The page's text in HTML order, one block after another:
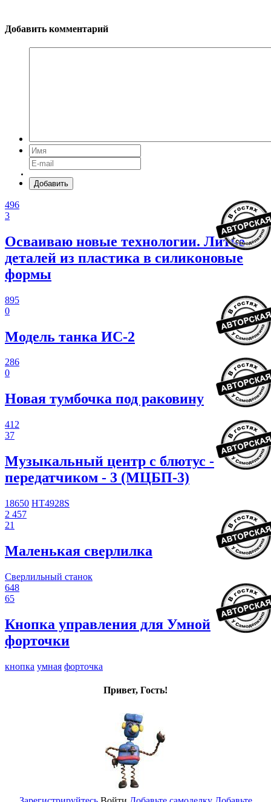
Добавить комментарий
Добавить
496
3
Осваиваю новые технологии. Литье
деталей из пластика в силиконовые
формы
895
0
Модель танка ИС-2
286
0
Новая тумбочка под раковину
412
37
Музыкальный центр с блютус -
передатчиком - 3 (МЦБП-3)
18650 HT4928S
2 457
21
Маленькая сверлилка
Сверлильный станок
648
65
Кнопка управления для Умной
форточки
кнопка умная форточка
Привет, Гость!